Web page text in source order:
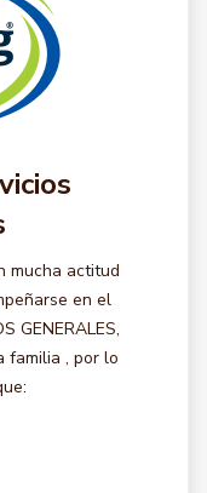
mucha actitud
en el
GENERALES,
familia , por lo